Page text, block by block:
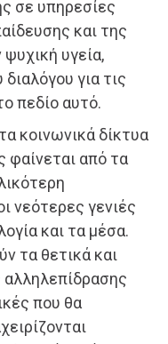
σε υπηρεσίες
και της
υγεία,
για τις
πεδίο αυτό.
κοινωνικά δίκτυα
φαίνεται από τα
νεότερες γενιές
και τα μέσα.
τα θετικά και
αλληλεπίδρασης
που θα